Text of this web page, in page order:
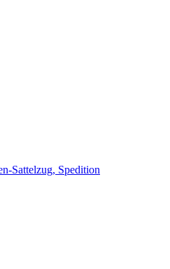
Sattelzug, Spedition